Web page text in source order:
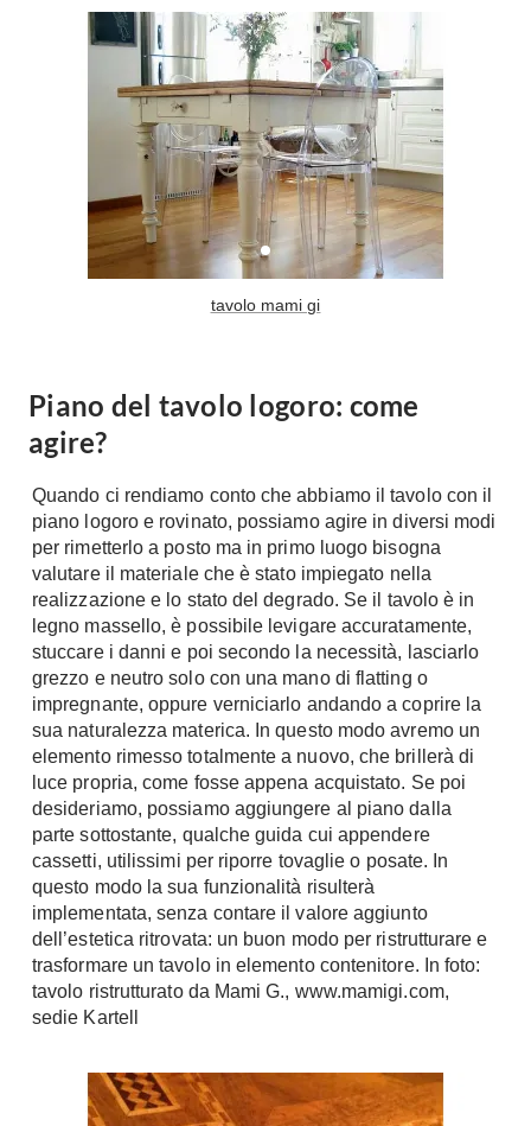
Complementi
Tavoli
Sedie
Tavolini
Tappeti
Oggettistica
Complementi arredo
Comodino
Camere Classiche
Piumini
Letti Contenitore
Letti a Scomparsa
Armadi
Armadio ante Battenti
Armadi ante
Scorrevoli
Cabine Armadio
Armadi su misura
Armadi Angolo
I consigli sugli armadi
Camerette
Camerette Ragazzi
Camerette Bambini
Per Neonati
Lettini
Pulizia
Detergenti
Stiro
Aspirapolvere
Lavapavimenti
Progetti
Ristrutturazione
Progetto
Impianti
Televisori
Hi-Fi
Home-Theatre
Console
Porte
Blindate
Porte Interne
Porte Scorrevoli
Portoni
Maniglie
Finestre
Finestre Pvc
Finestre Alluminio
Scale
tavolo mami gi
Piano del tavolo logoro: come
agire?
Quando ci rendiamo conto che abbiamo il tavolo con il
piano logoro e rovinato, possiamo agire in diversi modi
per rimetterlo a posto ma in primo luogo bisogna
valutare il materiale che è stato impiegato nella
realizzazione e lo stato del degrado. Se il tavolo è in
legno massello, è possibile levigare accuratamente,
stuccare i danni e poi secondo la necessità, lasciarlo
grezzo e neutro solo con una mano di flatting o
impregnante, oppure verniciarlo andando a coprire la
sua naturalezza materica. In questo modo avremo un
elemento rimesso totalmente a nuovo, che brillerà di
luce propria, come fosse appena acquistato. Se poi
desideriamo, possiamo aggiungere al piano dalla
parte sottostante, qualche guida cui appendere
cassetti, utilissimi per riporre tovaglie o posate. In
questo modo la sua funzionalità risulterà
implementata, senza contare il valore aggiunto
dell’estetica ritrovata: un buon modo per ristrutturare e
trasformare un tavolo in elemento contenitore. In foto:
tavolo ristrutturato da Mami G., www.mamigi.com,
sedie Kartell